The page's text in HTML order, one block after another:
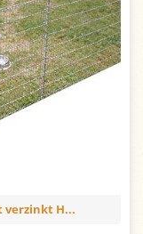
verzinkt H...